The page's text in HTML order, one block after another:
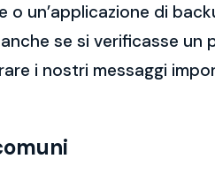
o un’applicazione di
se si verificasse
i nostri messaggi